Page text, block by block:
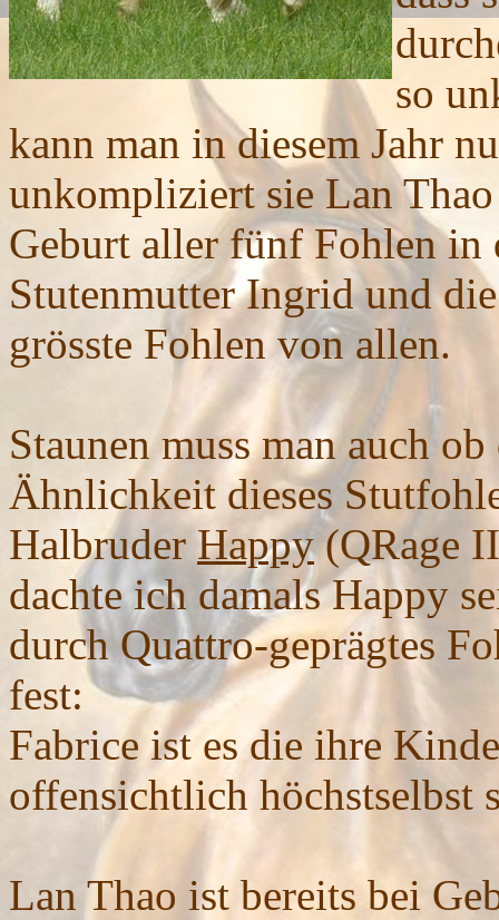
so
kann man in diesem Jahr
unkompliziert sie Lan
Geburt aller fünf Fohlen in
Stutenmutter Ingrid und
grösste Fohlen von allen.
Staunen muss man auch
Ähnlichkeit dieses
Halbruder Happy(QRage
dachte ich damals Happy
durch Quattro-geprägtes
fest:
Fabrice ist es die ihre
offensichtlich höchstselbst
Lan Thao ist bereits bei